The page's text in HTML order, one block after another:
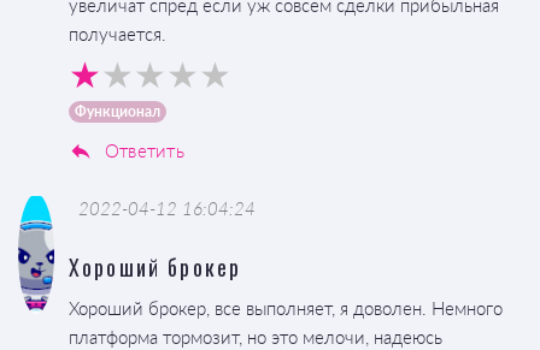
увеличат спред если уж совсем сделки прибыльная
получается.
Функционал
Ответить
2022-04-12 16:04:24
Хороший брокер
Хороший брокер, все выполняет, я доволен. Немного
платформа тормозит, но это мелочи, надеюсь